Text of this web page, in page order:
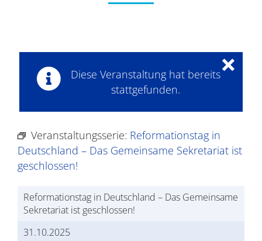
Diese Veranstaltung hat bereits
stattgefunden.
×
Veranstaltungsserie: Reformationstag in
Deutschland – Das Gemeinsame Sekretariat ist
geschlossen!
Reformationstag in Deutschland – Das Gemeinsame
Sekretariat ist geschlossen!
31.10.2025